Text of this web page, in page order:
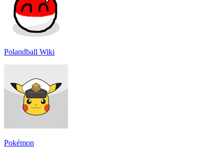
Polandball Wiki
Pokémon